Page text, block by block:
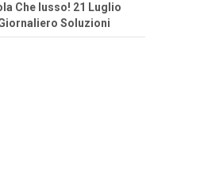
Che lusso! 21 Luglio
Soluzioni